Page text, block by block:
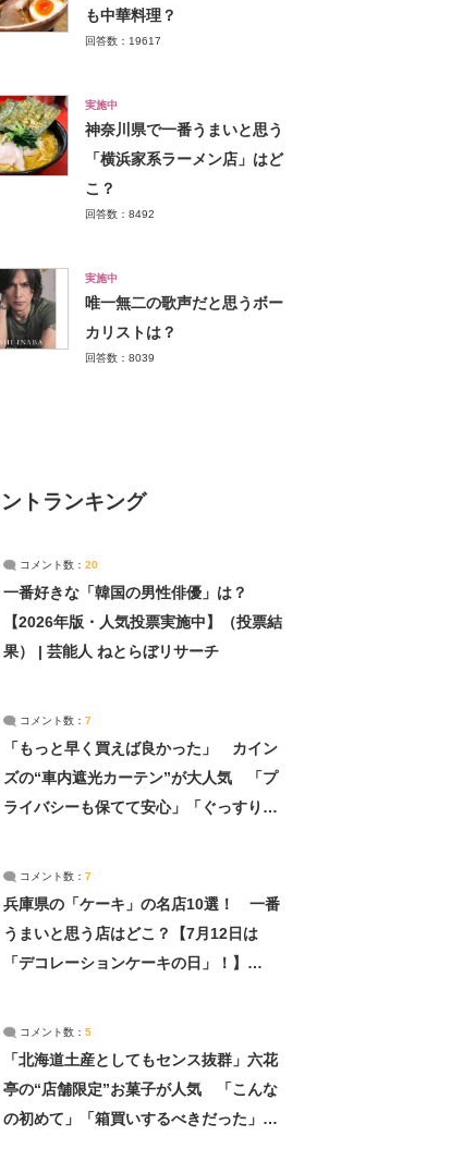
も中華料理？
回答数：19617
実施中
神奈川県で一番うまいと思う
「横浜家系ラーメン店」はど
こ？
回答数：8492
実施中
唯一無二の歌声だと思うボー
カリストは？
回答数：8039
トランキング
コメント数： 20
一番好きな「韓国の男性俳優」は？
【2026年版・人気投票実施中】（投票結
果） | 芸能人 ねとらぼリサーチ
コメント数： 7
「もっと早く買えば良かった」 カイン
ズの“車内遮光カーテン”が大人気 「プ
ライバシーも保てて安心」「ぐっすり眠
コメント数： 7
兵庫県の「ケーキ」の名店10選！ 一番
うまいと思う店はどこ？【7月12日は
「デコレーションケーキの日」！】
コメント数： 5
「北海道土産としてもセンス抜群」六花
亭の“店舗限定”お菓子が人気 「こんな
の初めて」「箱買いするべきだった」